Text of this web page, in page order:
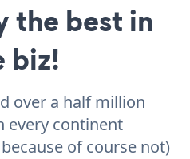
the best in
biz!
over a half million
every continent
of course not)